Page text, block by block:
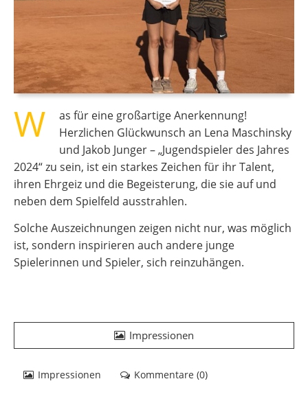
W
as für eine großartige Anerkennung!
Herzlichen Glückwunsch an Lena Maschinsky
und Jakob Junger – „Jugendspieler des Jahres
2024“ zu sein, ist ein starkes Zeichen für ihr Talent,
ihren Ehrgeiz und die Begeisterung, die sie auf und
neben dem Spielfeld ausstrahlen.
Solche Auszeichnungen zeigen nicht nur, was möglich
ist, sondern inspirieren auch andere junge
Spielerinnen und Spieler, sich reinzuhängen.
Impressionen
Impressionen Kommentare (0)